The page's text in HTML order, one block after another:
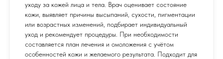
уходу за кожей лица и тела. Врач оценивает состояние
кожи, выявляет причины высыпаний, сухости, пигментации
или возрастных изменений, подбирает индивидуальный
уход и рекомендует процедуры. При необходимости
составляется план лечения и омоложения с учётом
особенностей кожи и желаемого результата. Подходит для